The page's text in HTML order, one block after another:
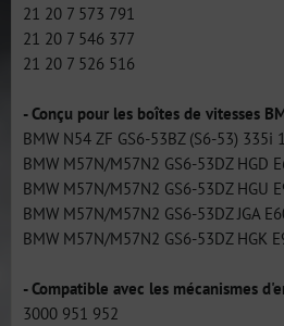
21 20 7 573 791
21 20 7 546 377
21 20 7 526 516
- Conçu pour les boîtes de vitesses
BMW N54 ZF GS6-53BZ (S6-53) 335i
BMW M57N/M57N2 GS6-53DZ HGD
BMW M57N/M57N2 GS6-53DZ HGU
BMW M57N/M57N2 GS6-53DZ JGA
BMW M57N/M57N2 GS6-53DZ HGK
- Compatible avec les mécanismes
3000 951 952